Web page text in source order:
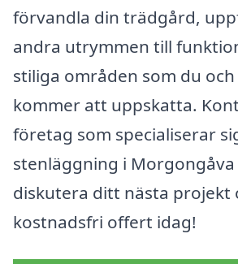
förvandla din trädgård,
andra utrymmen till
stiliga områden som du
kommer att uppskatta.
företag som specialiserar
stenläggning i
diskutera ditt nästa projekt
kostnadsfri offert idag!